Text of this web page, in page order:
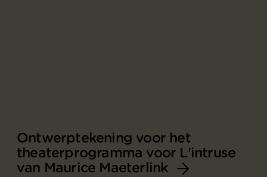
Ontwerptekening voor het
theaterprogramma voor L'intruse
van Maurice Maeterlink